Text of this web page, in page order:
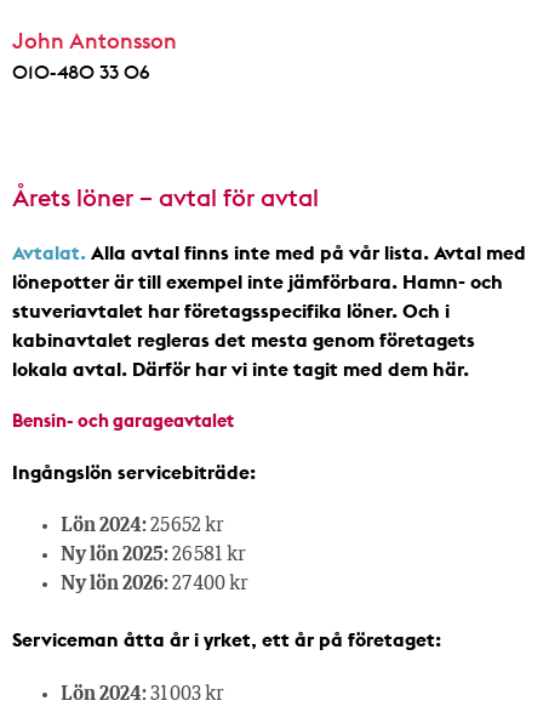
John Antonsson
010-480 33 06
Årets löner – avtal för avtal
Avtalat. Alla avtal finns inte med på vår lista. Avtal med
lönepotter är till exempel inte jämförbara. Hamn- och
stuveriavtalet har företagsspecifika löner. Och i
kabinavtalet regleras det mesta genom företagets
lokala avtal. Därför har vi inte tagit med dem här.
Bensin- och garageavtalet
Ingångslön servicebiträde:
Lön 2024:25 652 kr
Ny lön 2025:26 581 kr
Ny lön 2026:27 400 kr
Serviceman åtta år i yrket, ett år på företaget:
Lön 2024:31 003 kr